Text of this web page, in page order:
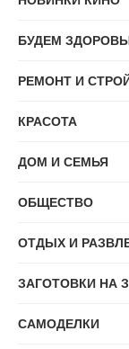
БУДЕМ
РЕМОНТ И
КРАСОТА
ДОМ И СЕМЬЯ
ОБЩЕСТВО
ОТДЫХ И
ЗАГОТОВКИ НА
САМОДЕЛКИ